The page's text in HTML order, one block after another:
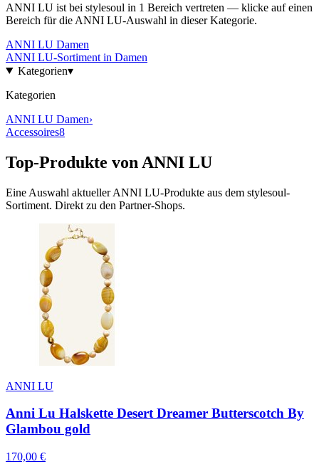
ANNI LU ist bei stylesoul in 1 Bereich vertreten — klicke auf einen
Bereich für die ANNI LU-Auswahl in dieser Kategorie.
ANNI LU Damen
ANNI LU-Sortiment in Damen
Kategorien▾
Kategorien
ANNI LU Damen›
Accessoires8
Top-Produkte von ANNI LU
Eine Auswahl aktuellerANNI LU-Produkte aus dem stylesoul-
Sortiment. Direkt zu den Partner-Shops.
ANNI LU
Anni Lu Halskette Desert Dreamer Butterscotch By
Glambou gold
170,00 €